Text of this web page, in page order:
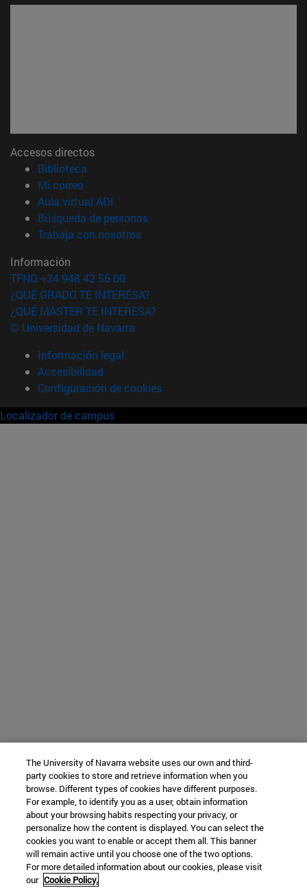
Accesos directos
Biblioteca
Mi correo(abre en nueva ventana)
Aula virtual ADI
Búsqueda de personas(abre en nueva ventana)
Trabaja con nosotros(abre en nueva ventana)
Información
TFNO +34 948 42 56 00
¿QUÉ GRADO TE INTERESA?
¿QUÉ MÁSTER TE INTERESA?
© Universidad de Navarra
Información legal
Accesibilidad
Configuración de cookies
Localizador de campus
The University of Navarra website uses our own and third-
party cookies to store and retrieve information when you
browse. Different types of cookies have different purposes.
For example, to identify you as a user, obtain information
about your browsing habits respecting your privacy, or
personalize how the content is displayed. You can select the
cookies you want to enable or accept them all. This banner
will remain active until you choose one of the two options.
For more detailed information about our cookies, please visit
our Cookie Policy.